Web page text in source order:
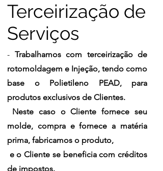
- Trabalhamos com terceirização de
rotomoldagem e Injeção, tendo como
base o Polietileno PEAD, para
produtos exclusivos de Clientes.
Neste caso o Cliente fornece seu
molde, compra e fornece a matéria
prima, fabricamos o produto,
e o Cliente se beneficia com créditos
de impostos.
Terceirização de
Serviços